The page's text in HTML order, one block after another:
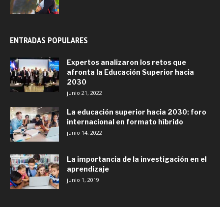
ENTRADAS POPULARES
Expertos analizaron los retos que
afronta la Educación Superior hacia
2030
junio 21, 2022
La educación superior hacia 2030: foro
internacional en formato híbrido
junio 14, 2022
La importancia de la investigación en el
aprendizaje
junio 1, 2019